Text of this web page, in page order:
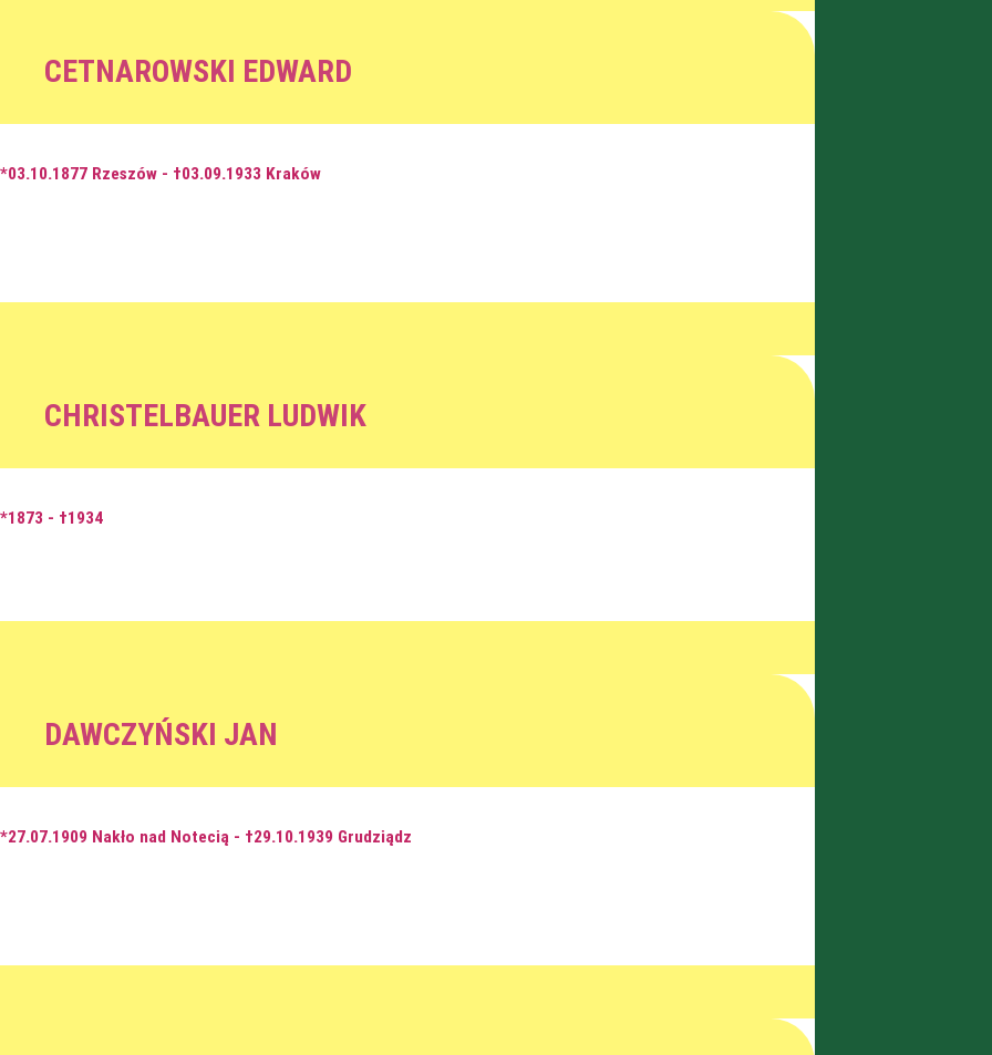
CETNAROWSKI EDWARD
*03.10.1877 Rzeszów - †03.09.1933 Kraków
CHRISTELBAUER LUDWIK
*1873 - †1934
DAWCZYŃSKI JAN
*27.07.1909 Nakło nad Notecią - †29.10.1939 Grudziądz